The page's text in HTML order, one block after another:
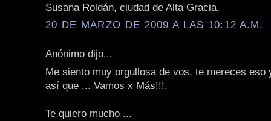
Susana Roldán, ciudad de Alta Gracia.
20 DE MARZO DE 2009 A LAS 10:12 A.M.
Anónimo dijo...
Me siento muy orgullosa de vos, te mereces eso
así que ... Vamos x Más!!!.
Te quiero mucho ...